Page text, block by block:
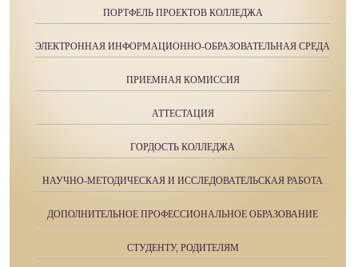
ПОРТФЕЛЬ ПРОЕКТОВ КОЛЛЕДЖА
ЭЛЕКТРОННАЯ ИНФОРМАЦИОННО-ОБРАЗОВАТЕЛЬНАЯ СРЕДА
ПРИЕМНАЯ КОМИССИЯ
АТТЕСТАЦИЯ
ГОРДОСТЬ КОЛЛЕДЖА
НАУЧНО-МЕТОДИЧЕСКАЯ И ИССЛЕДОВАТЕЛЬСКАЯ РАБОТА
ДОПОЛНИТЕЛЬНОЕ ПРОФЕССИОНАЛЬНОЕ ОБРАЗОВАНИЕ
СТУДЕНТУ, РОДИТЕЛЯМ